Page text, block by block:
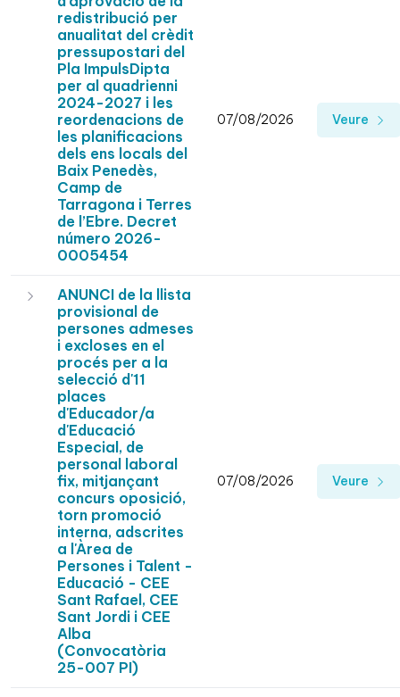
redistribució per
anualitat del crèdit
pressupostari del
Pla ImpulsDipta
per al quadrienni
2024-2027 i les
reordenacions de
les planificacions
dels ens locals del
Baix Penedès,
Camp de
Tarragona i Terres
de l’Ebre. Decret
número 2026-
0005454
07/08/2026 Veure
ANUNCI de la llista
provisional de
persones admeses
i excloses en el
procés per a la
selecció d'11
places
d'Educador/a
d'Educació
Especial, de
personal laboral
fix, mitjançant
concurs oposició,
torn promoció
interna, adscrites
a l'Àrea de
Persones i Talent -
Educació - CEE
Sant Rafael, CEE
Sant Jordi i CEE
Alba
(Convocatòria
25-007 PI)
07/08/2026 Veure